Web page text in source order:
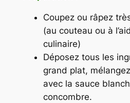
Coupez ou râpez
(au couteau ou à
culinaire)
Déposez tous les
grand plat,
avec la sauce
concombre.